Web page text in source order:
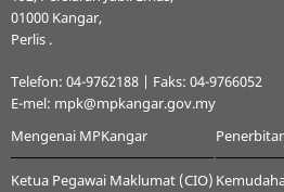
01000 Kangar,
Perlis .
Telefon: 04-9762188 | Faks: 04-9766052
E-mel: mpk@mpkangar.gov.my
Mengenai MPKangar
Ketua Pegawai Maklumat (CIO)